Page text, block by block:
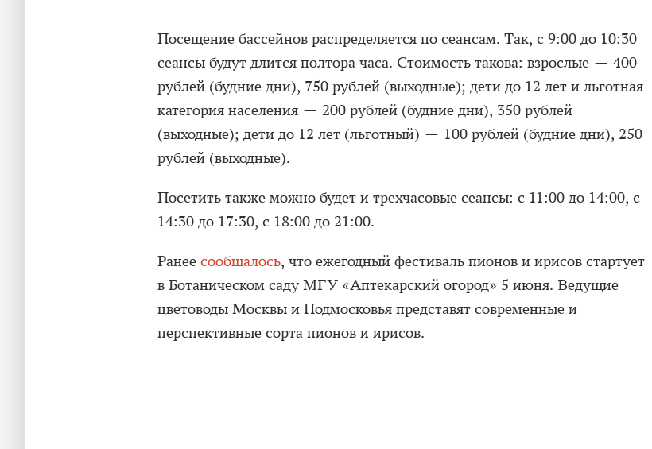
Посещение бассейнов распределяется по сеансам. Так, с 9:00 до 10:30
сеансы будут длится полтора часа. Стоимость такова: взрослые — 400
рублей (будние дни), 750 рублей (выходные); дети до 12 лет и льготная
категория населения — 200 рублей (будние дни), 350 рублей
(выходные); дети до 12 лет (льготный) — 100 рублей (будние дни), 250
рублей (выходные).
Посетить также можно будет и трехчасовые сеансы: с 11:00 до 14:00, с
14:30 до 17:30, с 18:00 до 21:00.
Ранее сообщалось, что ежегодный фестиваль пионов и ирисов стартует
в Ботаническом саду МГУ «Аптекарский огород» 5 июня. Ведущие
цветоводы Москвы и Подмосковья представят современные и
перспективные сорта пионов и ирисов.